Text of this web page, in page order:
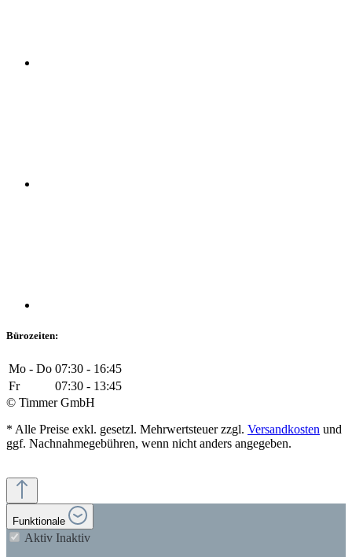
Bürozeiten:
Mo - Do 07:30 - 16:45
Fr
07:30 - 13:45
© Timmer GmbH
* Alle Preise exkl. gesetzl. Mehrwertsteuer zzgl. Versandkosten und
ggf. Nachnahmegebühren, wenn nicht anders angegeben.
Funktionale
Aktiv Inaktiv